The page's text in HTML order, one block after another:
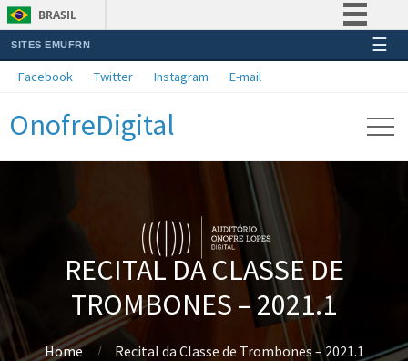
BRASIL
Simplifique!
Acesso à informação
Legislação
Canais
SITES EMUFRN ☰
Facebook Twitter Instagram E-mail
OnofreDigital
RECITAL DA CLASSE DE
TROMBONES – 2021.1
Home Recital da Classe de Trombones – 2021.1